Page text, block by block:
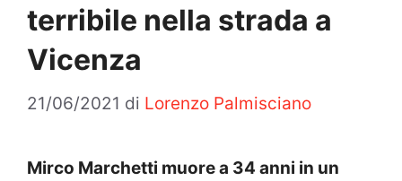
terribile nella strada a
Vicenza
21/06/2021 di Lorenzo Palmisciano
Mirco Marchetti muore a 34 anni in un